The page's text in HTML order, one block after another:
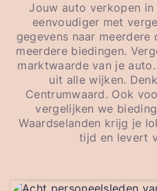
Jouw auto verkopen
eenvoudiger met
gegevens naar
meerdere biedingen.
marktwaarde van je
uit alle wijken.
Centrumwaard. Ook
vergelijken we
Waardselanden krijg je
tijd en levert